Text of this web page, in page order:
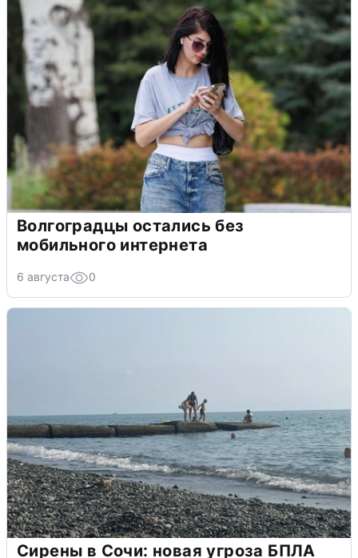
Волгоградцы остались без
мобильного интернета
6 августа 0
Сирены в Сочи: новая угроза БПЛА